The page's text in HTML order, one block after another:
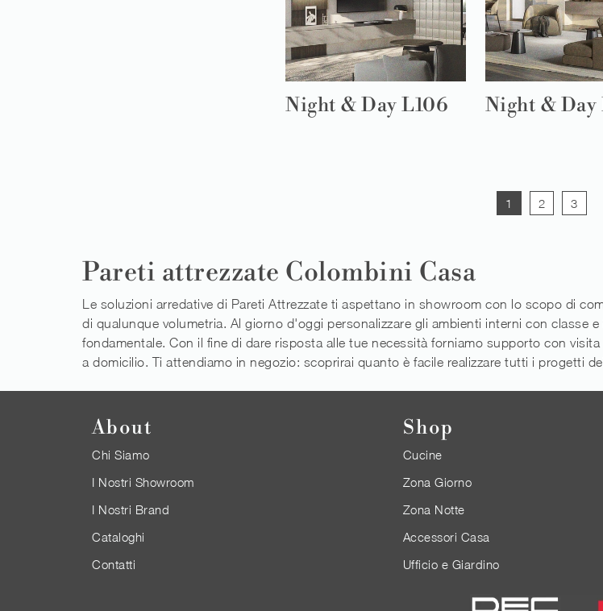
Night & Day L106 Night & Day
1 2 3
Pareti attrezzate Colombini Casa
Le soluzioni arredative di Pareti Attrezzate ti aspettano in showroom con lo scopo di
di qualunque volumetria. Al giorno d'oggi personalizzare gli ambienti interni con classe
fondamentale. Con il fine di dare risposta alle tue necessità forniamo supporto con
a domicilio. Ti attendiamo in negozio: scoprirai quanto è facile realizzare tutti i progetti
About
Chi Siamo
I Nostri Showroom
I Nostri Brand
Cataloghi
Contatti
Shop
Cucine
Zona Giorno
Zona Notte
Accessori Casa
Ufficio e Giardino